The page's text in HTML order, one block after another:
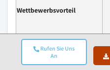
Rufen Sie Uns
An
Wettbewerbsvorteil